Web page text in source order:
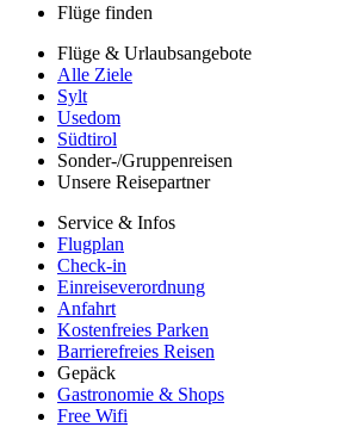
Flüge finden
Flüge & Urlaubsangebote
Alle Ziele
Sylt
Usedom
Südtirol
Sonder-/Gruppenreisen
Unsere Reisepartner
Service & Infos
Flugplan
Check-in
Einreiseverordnung
Anfahrt
Kostenfreies Parken
Barrierefreies Reisen
Gepäck
Gastronomie & Shops
Free Wifi